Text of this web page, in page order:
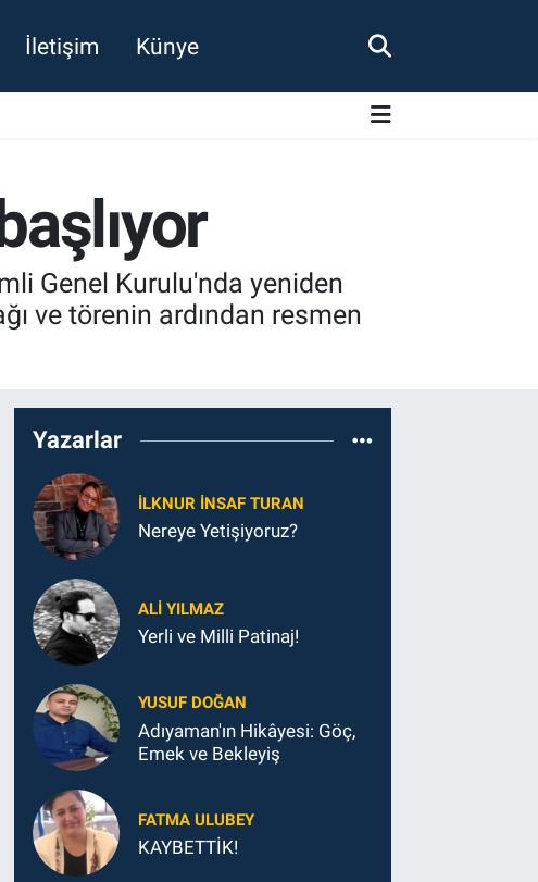
İletişim Künye
Genel Kurulu'nda yeniden
ve törenin ardından resmen
Yazarlar
İLKNUR İNSAF TURAN
Nereye Yetişiyoruz?
ALI YILMAZ
Yerli ve Milli Patinaj!
YUSUF DOĞAN
Adıyaman'ın Hikâyesi: Göç,
Emek ve Bekleyiş
FATMA ULUBEY
KAYBETTİK!